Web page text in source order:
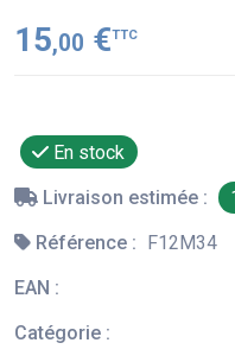
15,00 €TTC
En stock
Livraison estimée :
Référence : F12M34
EAN :
Catégorie :